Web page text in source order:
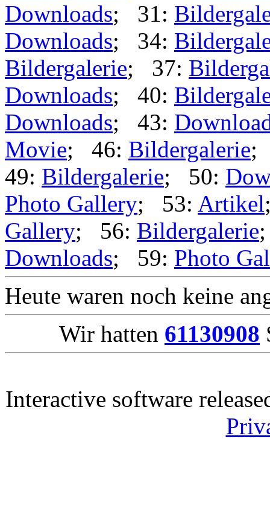
Downloads; 31:
Downloads; 34:
Bildergalerie; 37:
Downloads; 40:
Downloads; 43:
Movie; 46: Bildergalerie;
49: Bildergalerie; 50:
Photo Gallery; 53: Artikel
Gallery; 56: Bildergalerie
Downloads; 59: Photo
Heute waren noch keine
Wir hatten 61130908
Interactive software